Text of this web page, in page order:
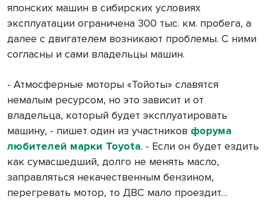
японских машин в сибирских условиях
эксплуатации ограничена 300 тыс. км. пробега, а
далее с двигателем возникают проблемы. С ними
согласны и сами владельцы машин.
- Атмосферные моторы «Тойоты» славятся
немалым ресурсом, но это зависит и от
владельца, который будет эксплуатировать
машину, - пишет один из участников форума
любителей марки Toyota. - Если он будет ездить
как сумасшедший, долго не менять масло,
заправляться некачественным бензином,
перегревать мотор, то ДВС мало проездит…